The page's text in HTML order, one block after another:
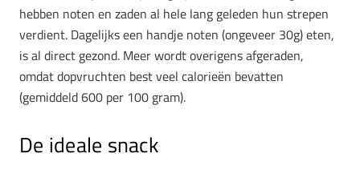
hebben noten en zaden al hele lang geleden hun strepen
verdient. Dagelijks een handje noten (ongeveer 30g) eten,
is al direct gezond. Meer wordt overigens afgeraden,
omdat dopvruchten best veel calorieën bevatten
(gemiddeld 600 per 100 gram).
De ideale snack